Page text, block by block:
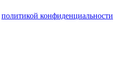
политикой конфиденциальности